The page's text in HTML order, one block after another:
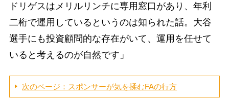
ドリゲスはメリルリンチに専用窓口があり、年利
二桁で運用しているというのは知られた話。大谷
選手にも投資顧問的な存在がいて、運用を任せて
いると考えるのが自然です」
次のページ：スポンサーが気を揉むFAの行方